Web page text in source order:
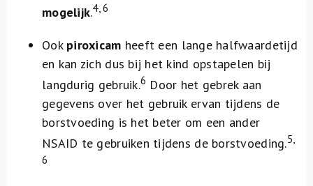
mogelijk.4, 6
Ook piroxicam heeft een lange halfwaardetijd
en kan zich dus bij het kind opstapelen bij
langdurig gebruik.6 Door het gebrek aan
gegevens over het gebruik ervan tijdens de
borstvoeding is het beter om een ander
NSAID te gebruiken tijdens de borstvoeding.5,
6